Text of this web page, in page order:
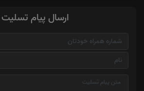
ارسال پیام تسلیت